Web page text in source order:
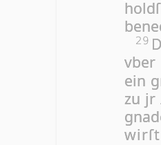
29
vber
ein
zu jr